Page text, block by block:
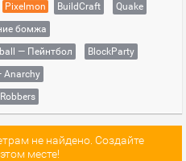
Pixelmon BuildCraft
Quake
бомжа
— Пейнтбол
BlockParty
Anarchy
не найдено. Создайте
месте!